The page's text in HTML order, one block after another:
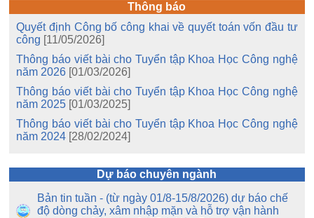
Thông báo
Quyết định Công bố công khai về quyết toán vốn đầu tư
công [11/05/2026]
Thông báo viết bài cho Tuyển tập Khoa Học Công nghệ
năm 2026 [01/03/2026]
Thông báo viết bài cho Tuyển tập Khoa Học Công nghệ
năm 2025 [01/03/2025]
Thông báo viết bài cho Tuyển tập Khoa Học Công nghệ
năm 2024 [28/02/2024]
Dự báo chuyên ngành
Bản tin tuần - (từ ngày 01/8-15/8/2026) dự báo chế
độ dòng chảy, xâm nhập mặn và hỗ trợ vận hành